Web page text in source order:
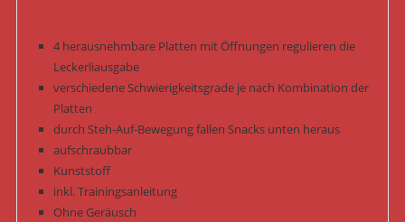
4 herausnehmbare Platten mit Öffnungen regulieren die
Leckerliausgabe
verschiedene Schwierigkeitsgrade je nach Kombination der
Platten
durch Steh-Auf-Bewegung fallen Snacks unten heraus
aufschraubbar
Kunststoff
inkl. Trainingsanleitung
Ohne Geräusch